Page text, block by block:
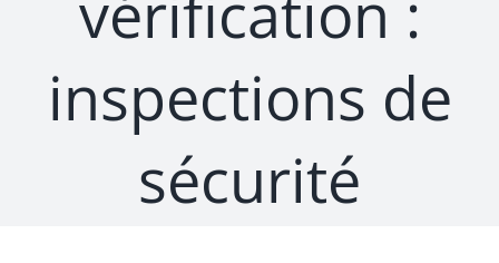
inspections de
sécurité